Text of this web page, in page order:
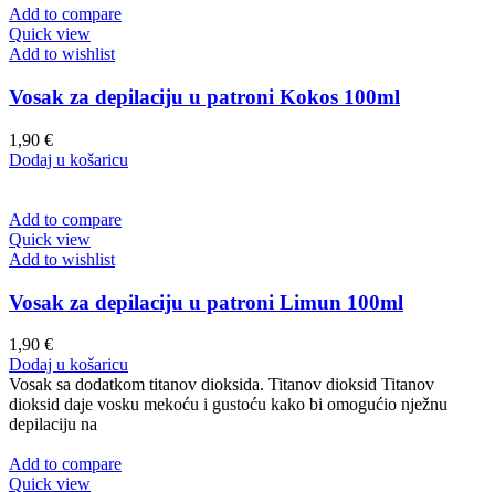
Add to compare
Quick view
Add to wishlist
Vosak za depilaciju u patroni Kokos 100ml
1,90 €
Dodaj u košaricu
Add to compare
Quick view
Add to wishlist
Vosak za depilaciju u patroni Limun 100ml
1,90 €
Dodaj u košaricu
Vosak sa dodatkom titanov dioksida. Titanov dioksid Titanov
dioksid daje vosku mekoću i gustoću kako bi omogućio nježnu
depilaciju na
Add to compare
Quick view